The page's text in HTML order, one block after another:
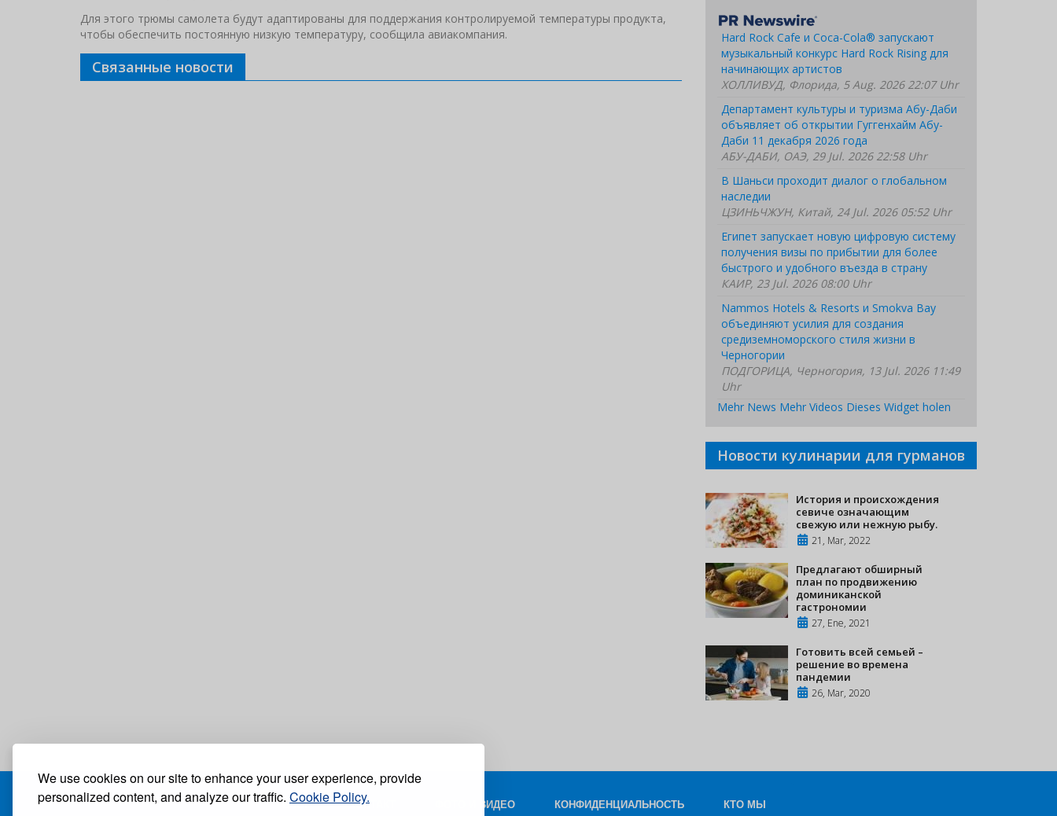
We use cookies on our site to enhance your user experience, provide
personalized content, and analyze our traffic. Cookie Policy.
Для этого трюмы самолета будут адаптированы для поддержания контролируемой температуры продукта,
чтобы обеспечить постоянную низкую температуру, сообщила авиакомпания.
Связанные новости
Hard Rock Cafe и Coca-Cola® запускают
музыкальный конкурс Hard Rock Rising для
начинающих артистов
ХОЛЛИВУД, Флорида, 5 Aug. 2026 22:07 Uhr
Департамент культуры и туризма Абу-Даби
объявляет об открытии Гуггенхайм Абу-
Даби 11 декабря 2026 года
АБУ-ДАБИ, ОАЭ, 29 Jul. 2026 22:58 Uhr
В Шаньси проходит диалог о глобальном
наследии
ЦЗИНЬЧЖУН, Китай, 24 Jul. 2026 05:52 Uhr
Египет запускает новую цифровую систему
получения визы по прибытии для более
быстрого и удобного въезда в страну
КАИР, 23 Jul. 2026 08:00 Uhr
Nammos Hotels & Resorts и Smokva Bay
объединяют усилия для создания
средиземноморского стиля жизни в
Черногории
ПОДГОРИЦА, Черногория, 13 Jul. 2026 11:49
Uhr
Mehr News Mehr Videos Dieses Widget holen
Новости кулинарии для гурманов
История и происхождения
севиче означающим
свежую или нежную рыбу.
21, Mar, 2022
Предлагают обширный
план по продвижению
доминиканской
гастрономии
27, Ene, 2021
Готовить всей семьей –
решение во времена
пандемии
26, Mar, 2020
БЛОГ КОНТАКТ ФОТО И ВИДЕО КОНФИДЕНЦИАЛЬНОСТЬ КТО МЫ